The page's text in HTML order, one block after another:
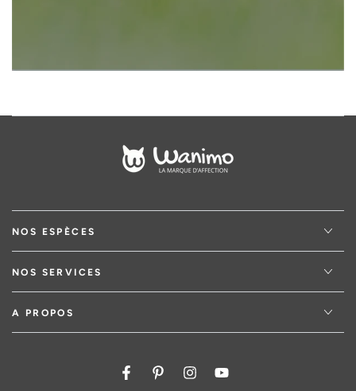
NOS ESPÈCES
NOS SERVICES
A PROPOS
FacebookPinterestInstagramYouTube